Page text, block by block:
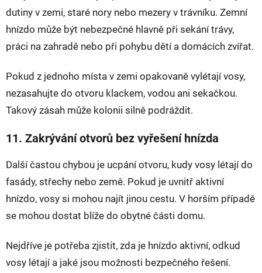
dutiny v zemi, staré nory nebo mezery v trávníku. Zemní
hnízdo může být nebezpečné hlavně při sekání trávy,
práci na zahradě nebo při pohybu dětí a domácích zvířat.
Pokud z jednoho místa v zemi opakovaně vylétají vosy,
nezasahujte do otvoru klackem, vodou ani sekačkou.
Takový zásah může kolonii silně podráždit.
11. Zakrývání otvorů bez vyřešení hnízda
Další častou chybou je ucpání otvoru, kudy vosy létají do
fasády, střechy nebo země. Pokud je uvnitř aktivní
hnízdo, vosy si mohou najít jinou cestu. V horším případě
se mohou dostat blíže do obytné části domu.
Nejdříve je potřeba zjistit, zda je hnízdo aktivní, odkud
vosy létají a jaké jsou možnosti bezpečného řešení.